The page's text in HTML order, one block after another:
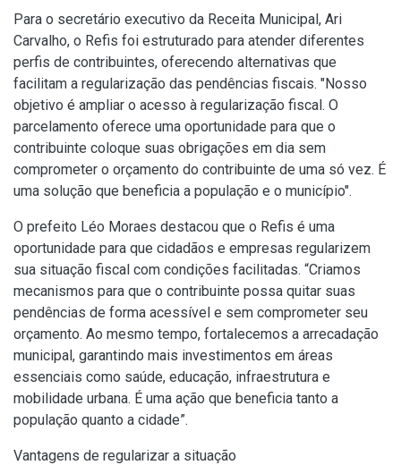
Para o secretário executivo da Receita Municipal, Ari
Carvalho, o Refis foi estruturado para atender diferentes
perfis de contribuintes, oferecendo alternativas que
facilitam a regularização das pendências fiscais. "Nosso
objetivo é ampliar o acesso à regularização fiscal. O
parcelamento oferece uma oportunidade para que o
contribuinte coloque suas obrigações em dia sem
comprometer o orçamento do contribuinte de uma só vez. É
uma solução que beneficia a população e o município".
O prefeito Léo Moraes destacou que o Refis é uma
oportunidade para que cidadãos e empresas regularizem
sua situação fiscal com condições facilitadas. “Criamos
mecanismos para que o contribuinte possa quitar suas
pendências de forma acessível e sem comprometer seu
orçamento. Ao mesmo tempo, fortalecemos a arrecadação
municipal, garantindo mais investimentos em áreas
essenciais como saúde, educação, infraestrutura e
mobilidade urbana. É uma ação que beneficia tanto a
população quanto a cidade”.
Vantagens de regularizar a situação